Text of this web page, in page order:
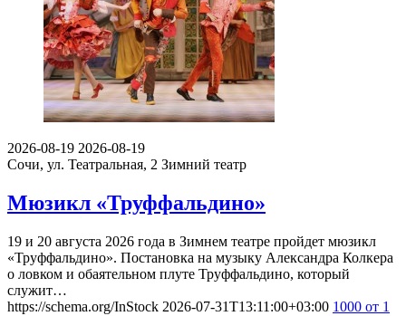
2026-08-19 2026-08-19
Сочи, ул. Театральная, 2 Зимний театр
Мюзикл «Труффальдино»
19 и 20 августа 2026 года в Зимнем театре пройдет мюзикл
«Труффальдино». Постановка на музыку Александра Колкера
о ловком и обаятельном плуте Труффальдино, который
служит…
https://schema.org/InStock 2026-07-31T13:11:00+03:00 1000 от 1